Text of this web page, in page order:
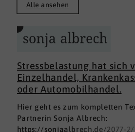
Alle ansehen
Stressbelastung hat sich
Einzelhandel,
oder Automobilhandel.
Hier geht es zum kompletten
Partnerin Sonja Albrech:
https://sonjaalbrech.de/2077-2/